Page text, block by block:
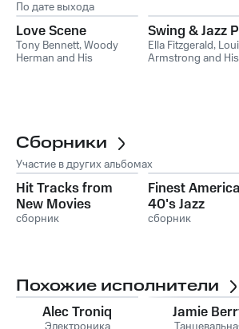
По дате выхода
Love Scene
Tony Bennett,Woody
Herman and His
Swing & Jazz
Ella Fitzgerald,
Armstrong and His
Сборники
Участие в других альбомах
Hit Tracks from
New Movies
сборник
Finest
40's Jazz
сборник
Похожие исполнители
Alec Troniq Jamie